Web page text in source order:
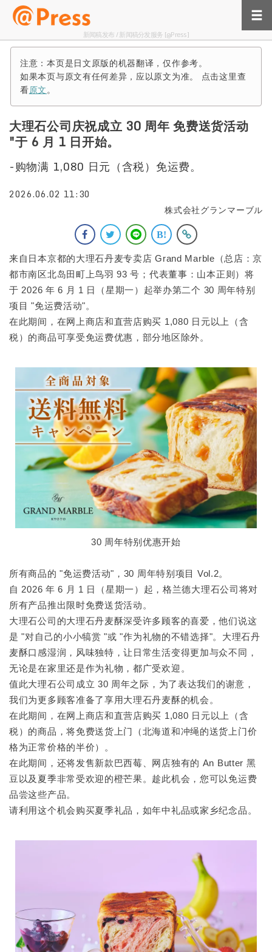
新闻稿发布 / 新闻稿分发服务 [@Press]
注意：本页是日文原版的机器翻译，仅作参考。
如果本页与原文有任何差异，应以原文为准。 点击这里查
看原文。
大理石公司庆祝成立 30 周年 免费送货活动
"于 6 月 1 日开始。
-购物满 1,080 日元（含税）免运费。
2026.06.02 11:30
株式会社グランマーブル
来自日本京都的大理石丹麦专卖店 Grand Marble（总店：京
都市南区北岛田町上鸟羽 93 号；代表董事：山本正则）将
于 2026 年 6 月 1 日（星期一）起举办第二个 30 周年特别
项目 "免运费活动"。
在此期间，在网上商店和直营店购买 1,080 日元以上（含
税）的商品可享受免运费优惠，部分地区除外。
30 周年特别优惠开始
所有商品的 "免运费活动"，30 周年特别项目 Vol.2。
自 2026 年 6 月 1 日（星期一）起，格兰德大理石公司将对
所有产品推出限时免费送货活动。
大理石公司的大理石丹麦酥深受许多顾客的喜爱，他们说这
是 "对自己的小小犒赏 "或 "作为礼物的不错选择"。大理石丹
麦酥口感湿润，风味独特，让日常生活变得更加与众不同，
无论是在家里还是作为礼物，都广受欢迎。
值此大理石公司成立 30 周年之际，为了表达我们的谢意，
我们为更多顾客准备了享用大理石丹麦酥的机会。
在此期间，在网上商店和直营店购买 1,080 日元以上（含
税）的商品，将免费送货上门（北海道和冲绳的送货上门价
格为正常价格的半价）。
在此期间，还将发售新款巴西莓、网店独有的 An Butter 黑
豆以及夏季非常受欢迎的橙芒果。趁此机会，您可以免运费
品尝这些产品。
请利用这个机会购买夏季礼品，如年中礼品或家乡纪念品。